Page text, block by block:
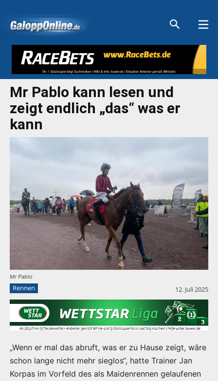
Mr Pablo kann lesen und
zeigt endlich „das“ was er
kann
Mr Pablo
Rennen 12. Juli 2025
„Wenn er mal das abruft, was er zu Hause zeigt, wäre
schon lange nicht mehr sieglos“, hatte Trainer Jan
Korpas im Vorfeld des als Maidenrennen gelaufenen